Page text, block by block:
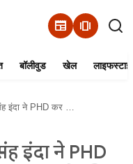
newspaper amp_stories
बॉलीवुड खेल
शिक्षा प्राप्त करने की कोई उम्र नहीं"
इंदा ने PHD